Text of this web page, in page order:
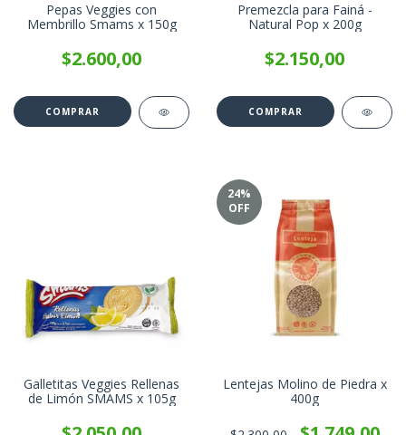
Pepas Veggies con
Membrillo Smams x 150g
$2.600,00
Premezcla para Fainá -
Natural Pop x 200g
$2.150,00
Galletitas Veggies Rellenas
de Limón SMAMS x 105g
24%
OFF
Lentejas Molino de Piedra x
400g